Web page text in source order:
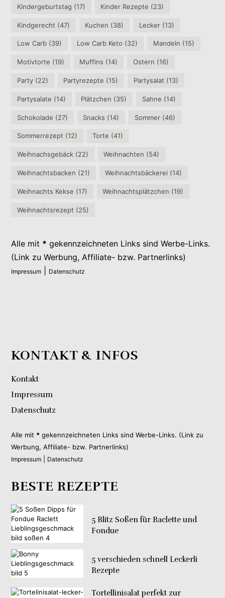
Kindergeburtstag (17) Kinder Rezepte (23)
Kindgerecht (47) Kuchen (38) Lecker(13)
Low Carb (39) Low Carb Keto (32) Mandeln (15)
Motivtorte (19) Muffins (14) Ostern (16)
Party (22) Partyrezepte (15) Partysalat (13)
Partysalate (14) Plätzchen (35) Sahne (14)
Schokolade (27) Snacks (14) Sommer(46)
Sommerrezept (12) Torte (41)
Weihnachsgebäck (22) Weihnachten (54)
Weihnachtsbacken (21) Weihnachtsbäckerei (14)
Weihnachts Kekse (17) Weihnachtsplätzchen (19)
Weihnachtsrezept (25)
Alle mit * gekennzeichneten Links sind Werbe-Links.
(Link zu Werbung, Affiliate- bzw. Partnerlinks)
Impressum Datenschutz
KONTAKT & INFOS
Kontakt
Impressum
Datenschutz
Alle mit * gekennzeichneten Links sind Werbe-Links. (Link zu
Werbung, Affiliate- bzw. Partnerlinks)
Impressum Datenschutz
BESTE REZEPTE
5 Blitz Soßen für Raclette und
Fondue
5 verschieden schnell Leckerli
Rezepte
Tortellinisalat perfekt zur